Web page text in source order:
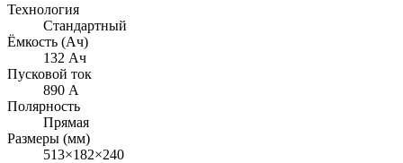
Технология
Стандартный
Ёмкость (Ач)
132 Ач
Пусковой ток
890 А
Полярность
Прямая
Размеры (мм)
513×182×240